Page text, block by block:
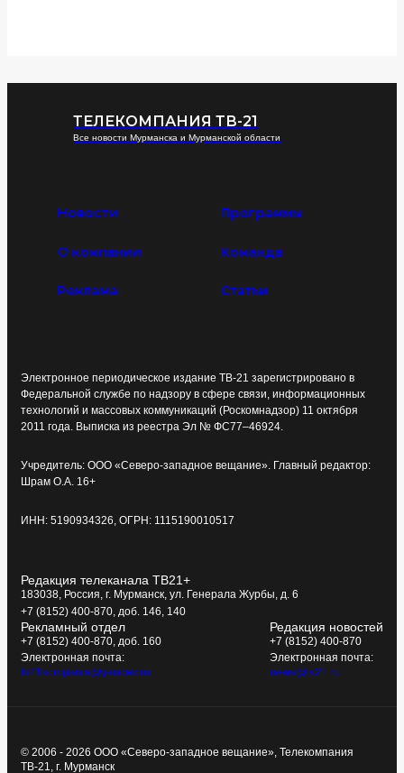
ТЕЛЕКОМПАНИЯ ТВ-21
Все новости Мурманска и Мурманской области
Новости Программы
О компании Команда
Реклама Статьи
Электронное периодическое издание ТВ-21 зарегистрировано в
Федеральной службе по надзору в сфере связи, информационных
технологий и массовых коммуникаций (Роскомнадзор) 11 октября
2011 года. Выписка из реестра Эл № ФС77–46924.
Учредитель: ООО «Северо-западное вещание». Главный редактор:
Шрам О.А. 16+
ИНН: 5190934326, ОГРН: 1115190010517
Редакция телеканала ТВ21+
183038, Россия, г. Мурманск, ул. Генерала Журбы, д. 6
+7 (8152) 400-870, доб. 146, 140
Рекламный отдел
+7 (8152) 400-870, доб. 160
Электронная почта:
tv21kompania@yandex.ru
Редакция новостей
+7 (8152) 400-870
Электронная почта:
news@tv21.ru
© 2006 - 2026 ООО «Северо-западное вещание», Телекомпания
ТВ-21, г. Мурманск